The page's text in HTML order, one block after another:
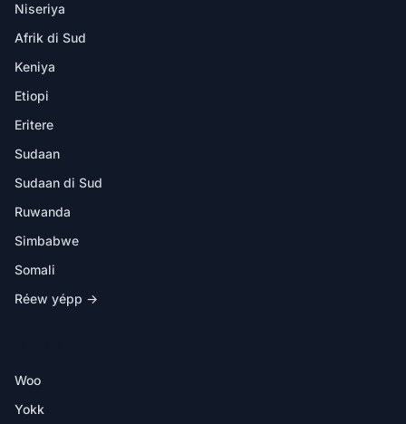
Niseriya
Afrik di Sud
Keniya
Etiopi
Eritere
Sudaan
Sudaan di Sud
Ruwanda
Simbabwe
Somali
Réew yépp →
Woo
Yokk